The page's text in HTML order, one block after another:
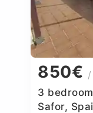
850€
3
Safor,